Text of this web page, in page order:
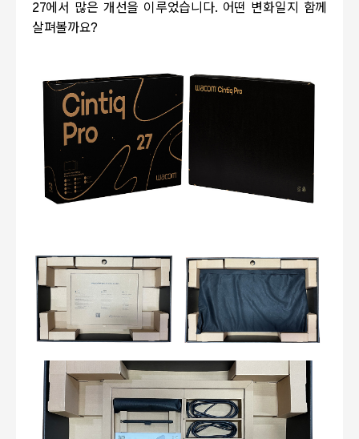
27에서 많은 개선을 이루었습니다. 어떤 변화일지 함께
살펴볼까요?